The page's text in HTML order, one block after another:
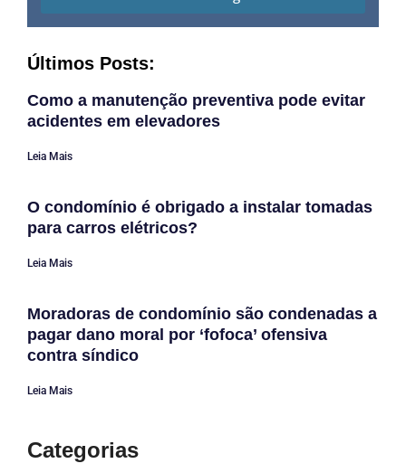
Últimos Posts:
Como a manutenção preventiva pode evitar
acidentes em elevadores
Leia Mais
O condomínio é obrigado a instalar tomadas
para carros elétricos?
Leia Mais
Moradoras de condomínio são condenadas a
pagar dano moral por ‘fofoca’ ofensiva
contra síndico
Leia Mais
Categorias